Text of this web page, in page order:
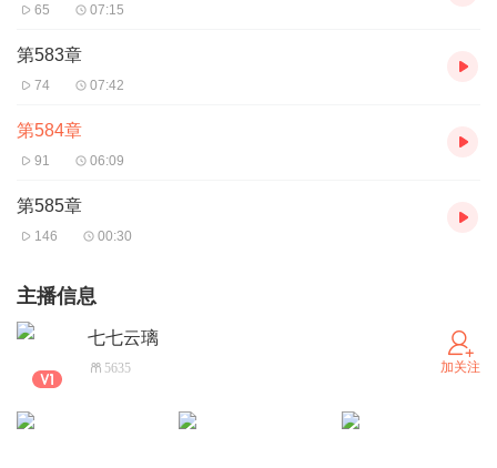
65 07:15
第583章
74 07:42
第584章
91 06:09
第585章
146 00:30
主播信息
七七云璃
5635 加关注